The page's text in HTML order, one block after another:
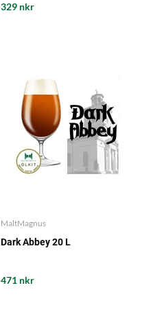
329 nkr
MaltMagnus
Dark Abbey 20 L
471 nkr